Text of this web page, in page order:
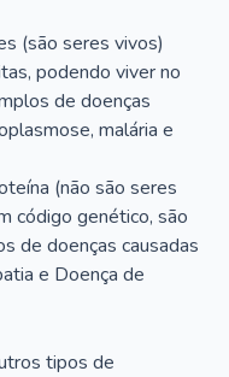
(são seres vivos)
podendo viver no
de doenças
malária e
(não são seres
código genético, são
de doenças causadas
e Doença de
tipos de